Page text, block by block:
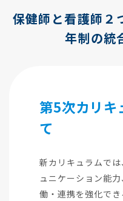
保健師と看護師２
年制の統
第5次カリキ
て
新カリキュラムで
ュニケーション能
働・連携を強化で